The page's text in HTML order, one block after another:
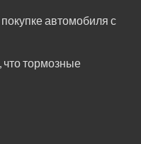
автомобиля с
что тормозные